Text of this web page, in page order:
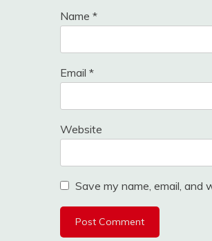
Name *
Email *
Website
Save my name, email,